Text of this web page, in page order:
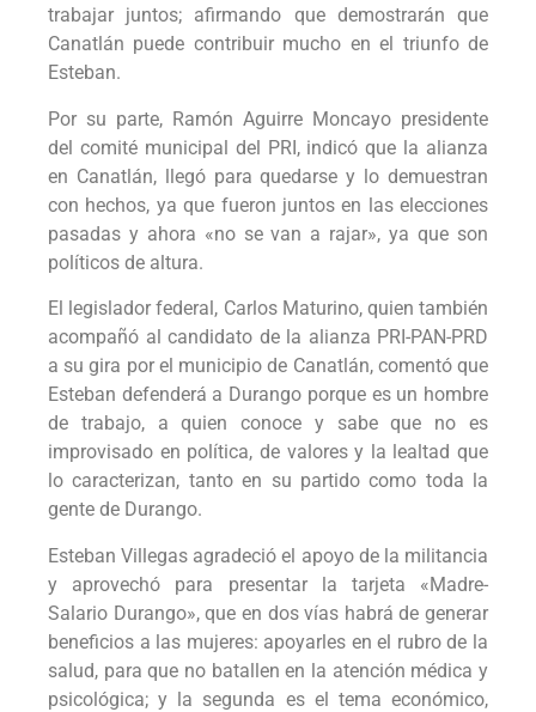
trabajar juntos; afirmando que demostrarán que
Canatlán puede contribuir mucho en el triunfo de
Esteban.
Por su parte, Ramón Aguirre Moncayo presidente
del comité municipal del PRI, indicó que la alianza
en Canatlán, llegó para quedarse y lo demuestran
con hechos, ya que fueron juntos en las elecciones
pasadas y ahora «no se van a rajar», ya que son
políticos de altura.
El legislador federal, Carlos Maturino, quien también
acompañó al candidato de la alianza PRI-PAN-PRD
a su gira por el municipio de Canatlán, comentó que
Esteban defenderá a Durango porque es un hombre
de trabajo, a quien conoce y sabe que no es
improvisado en política, de valores y la lealtad que
lo caracterizan, tanto en su partido como toda la
gente de Durango.
Esteban Villegas agradeció el apoyo de la militancia
y aprovechó para presentar la tarjeta «Madre-
Salario Durango», que en dos vías habrá de generar
beneficios a las mujeres: apoyarles en el rubro de la
salud, para que no batallen en la atención médica y
psicológica; y la segunda es el tema económico,